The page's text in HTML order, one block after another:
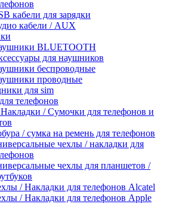
кабели для зарядки
кабели / AUX
BLUETOOTH
для наушников
беспроводные
проводные
для sim
телефонов
/ Сумочки для телефонов и
/ сумка на ремень для телефонов
чехлы / накладки для
чехлы для планшетов /
/ Накладки для телефонов Alcatel
/ Накладки для телефонов Apple